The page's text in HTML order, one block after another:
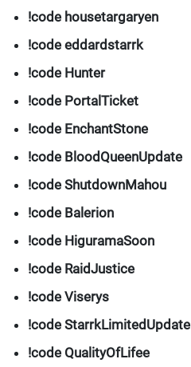
!code housetargaryen
!code eddardstarrk
!code Hunter
!code PortalTicket
!code EnchantStone
!code BloodQueenUpdate
!code ShutdownMahou
!code Balerion
!code HiguramaSoon
!code RaidJustice
!code Viserys
!code StarrkLimitedUpdate
!code QualityOfLifee